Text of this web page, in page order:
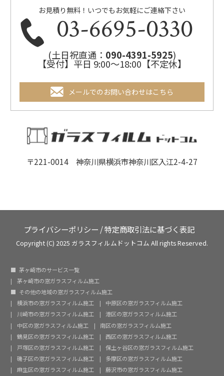
お見積り無料！いつでもお気軽にご連絡下さい
03-6695-0330
(土日祝直通： 090-4391-5925)
【受付】平日 9:00～18:00【不定休】
メールでのお問い合わせはこちら
〒221-0014 神奈川県横浜市神奈川区入江2-4-27
プライバシーポリシー /特定商取引法に基づく表記
Copyright (C) 2025 ガラスフィルムドットコム All rights Reserved.
茅ヶ崎市のサービス一覧
茅ヶ崎市の窓ガラスフィルム施工
その他の地域の窓ガラスフィルム施工
横浜市の窓ガラスフィルム施工
中原区の窓ガラスフィルム施工
川崎市の窓ガラスフィルム施工
港区の窓ガラスフィルム施工
中区の窓ガラスフィルム施工
南区の窓ガラスフィルム施工
鶴見区の窓ガラスフィルム施工
西区の窓ガラスフィルム施工
戸塚区の窓ガラスフィルム施工
保土ヶ谷区の窓ガラスフィルム施工
磯子区の窓ガラスフィルム施工
多摩区の窓ガラスフィルム施工
麻生区の窓ガラスフィルム施工
藤沢市の窓ガラスフィルム施工